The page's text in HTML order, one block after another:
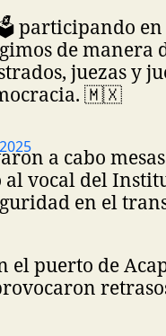
participando en
de manera
juezas y
🇲🇽
a cabo
al vocal del
en el
el puerto de